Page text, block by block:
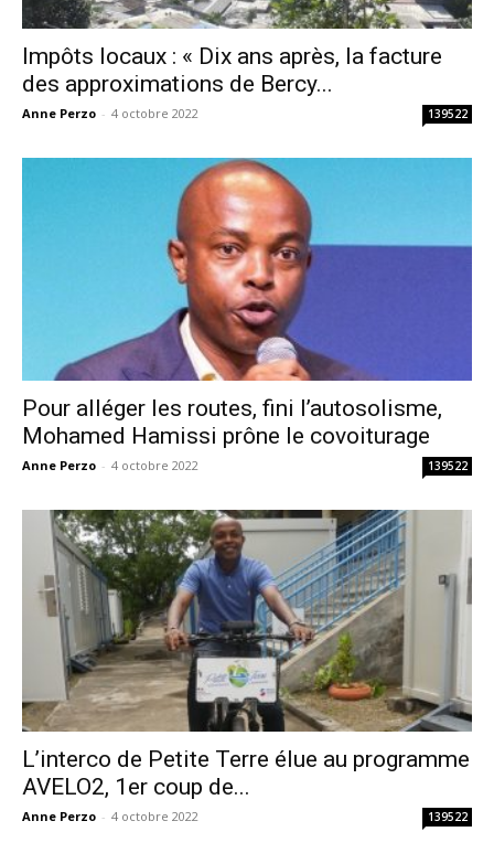
Impôts locaux : « Dix ans après, la facture
des approximations de Bercy...
Anne Perzo - 4 octobre 2022 139522
Pour alléger les routes, fini l’autosolisme,
Mohamed Hamissi prône le covoiturage
Anne Perzo - 4 octobre 2022 139522
L’interco de Petite Terre élue au programme
AVELO2, 1er coup de...
Anne Perzo - 4 octobre 2022 139522